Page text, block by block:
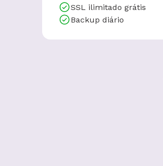
SSL ilimitado grátis
Backup diário